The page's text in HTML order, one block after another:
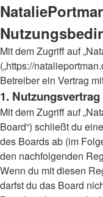
Mit dem Zugriff auf
(„https://
Betreiber ein Vertrag
1. Nutzungsvertrag
Mit dem Zugriff auf
Board“) schließt du
des Boards ab (im
den nachfolgenden
Wenn du mit diesen
darfst du das Board